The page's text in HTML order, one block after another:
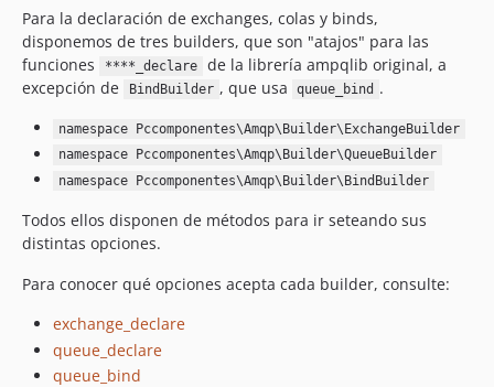
Para la declaración de exchanges, colas y binds,
disponemos de tres builders, que son "atajos" para las
funciones
****_declare
de la librería ampqlib original, a
excepción de
BindBuilder , que usa queue_bind .
namespace Pccomponentes\Amqp\Builder\ExchangeBuilder
namespace Pccomponentes\Amqp\Builder\QueueBuilder
namespace Pccomponentes\Amqp\Builder\BindBuilder
Todos ellos disponen de métodos para ir seteando sus
distintas opciones.
Para conocer qué opciones acepta cada builder, consulte:
exchange_declare
queue_declare
queue_bind